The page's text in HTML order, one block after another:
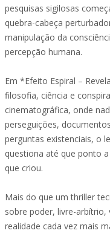
pesquisas sigilosas
quebra-cabeça
manipulação da
percepção humana.
Em *Efeito Espiral –
filosofia, ciência e
cinematográfica, onde
perseguições,
perguntas existenciais, o
questiona até que ponto
que criou.
Mais do que um thriller
sobre poder, livre-arbítrio,
realidade cada vez mais